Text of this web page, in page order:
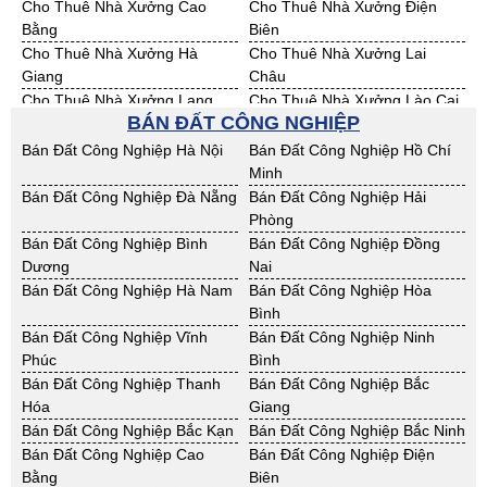
Cho Thuê Nhà Xưởng Cao
Bằng
Cho Thuê Nhà Xưởng Điện
Biên
Cho Thuê Nhà Xưởng Hà
Giang
Cho Thuê Nhà Xưởng Lai
Châu
Cho Thuê Nhà Xưởng Lạng
Cho Thuê Nhà Xưởng Lào Cai
Cho Thuê Nhà Xưởng Nam
Cho Thuê Nhà Xưởng Phú Thọ
Cho Thuê Nhà Xưởng Sơn La
Cho Thuê Nhà Xưởng Thái
Bình
Cho Thuê Nhà Xưởng Thái
Nguyên
Cho Thuê Nhà Xưởng Tuyên
Quang
Cho Thuê Nhà Xưởng Yên Bái
Cho Thuê Nhà Xưởng Thừa T.
Huế
Cho Thuê Nhà Xưởng Khánh
Hoà
Cho Thuê Nhà Xưởng Lâm
Đồng
Cho Thuê Nhà Xưởng Bình
Định
Cho Thuê Nhà Xưởng Bình
Thuận
Cho Thuê Nhà Xưởng Đăk
Nông
Cho Thuê Nhà Xưởng ĐắkLắk
Cho Thuê Nhà Xưởng Gia Lai
Cho Thuê Nhà Xưởng Hà Tĩnh
BÁN ĐẤT CÔNG NGHIỆP
Bán Đất Công Nghiệp Hà Nội
Bán Đất Công Nghiệp Hồ Chí
Minh
Bán Đất Công Nghiệp Đà Nẵng
Bán Đất Công Nghiệp Hải
Phòng
Bán Đất Công Nghiệp Bình
Dương
Bán Đất Công Nghiệp Đồng
Nai
Bán Đất Công Nghiệp Hà Nam
Bán Đất Công Nghiệp Hòa
Bình
Bán Đất Công Nghiệp Vĩnh
Phúc
Bán Đất Công Nghiệp Ninh
Bình
Bán Đất Công Nghiệp Thanh
Hóa
Bán Đất Công Nghiệp Bắc
Giang
Bán Đất Công Nghiệp Bắc Kạn
Bán Đất Công Nghiệp Bắc Ninh
Bán Đất Công Nghiệp Cao
Bằng
Bán Đất Công Nghiệp Điện
Biên